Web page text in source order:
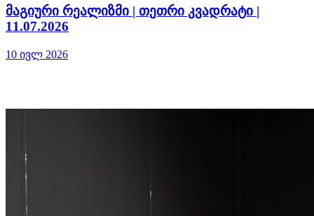
მაგიური რეალიზმი | თეთრი კვადრატი |
11.07.2026
10 ივლ 2026